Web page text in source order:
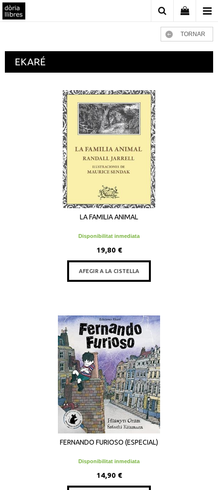
TORNAR
EKARÉ
LA FAMILIA ANIMAL
Disponibilitat inmediata
19,80 €
AFEGIR A LA CISTELLA
FERNANDO FURIOSO (ESPECIAL)
Disponibilitat inmediata
14,90 €